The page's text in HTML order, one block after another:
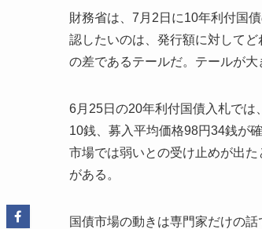
財務省は、7月2日に10年利付国
認したいのは、発行額に対して
の差であるテールだ。テールが
6月25日の20年利付国債入札では
10銭、募入平均価格98円34銭が
市場では弱いとの受け止めが出
がある。
国債市場の動きは専門家だけの